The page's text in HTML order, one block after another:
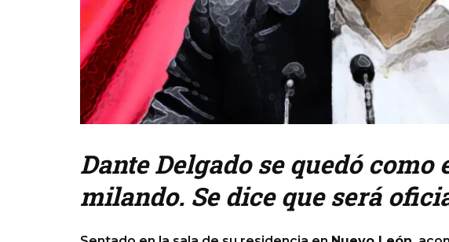
Dante Delgado se quedó
milando. Se dice que será